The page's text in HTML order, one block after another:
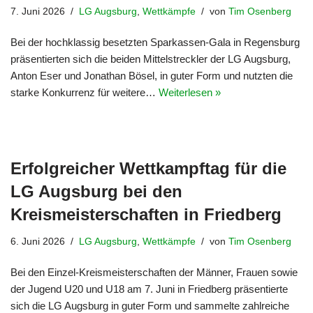
7. Juni 2026 LG Augsburg Wettkämpfe von Tim Osenberg
Bei der hochklassig besetzten Sparkassen-Gala in Regensburg
präsentierten sich die beiden Mittelstreckler der LG Augsburg,
Anton Eser und Jonathan Bösel, in guter Form und nutzten die
starke Konkurrenz für weitere… Weiterlesen »
Erfolgreicher Wettkampftag für die
LG Augsburg bei den
Kreismeisterschaften in Friedberg
6. Juni 2026 LG Augsburg Wettkämpfe von Tim Osenberg
Bei den Einzel-Kreismeisterschaften der Männer, Frauen sowie
der Jugend U20 und U18 am 7. Juni in Friedberg präsentierte
sich die LG Augsburg in guter Form und sammelte zahlreiche